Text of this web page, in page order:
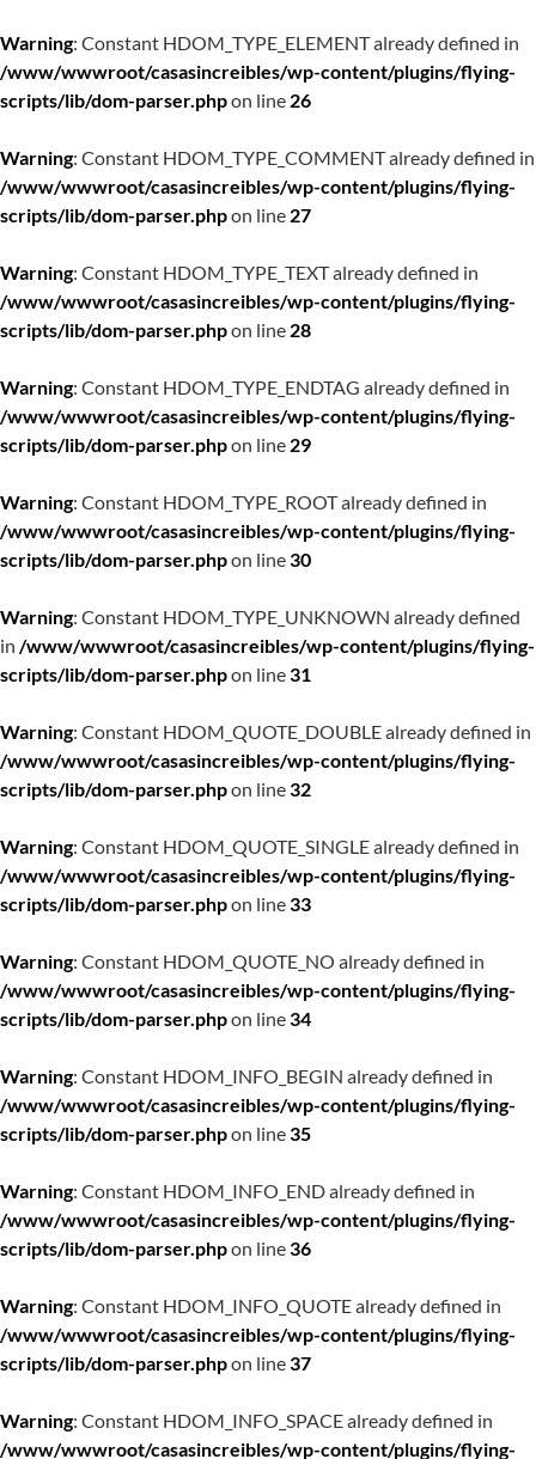
Warning: Constant HDOM_TYPE_ELEMENT already defined in
/www/wwwroot/casasincreibles/wp-content/plugins/flying-
scripts/lib/dom-parser.phpon line 26
Warning: Constant HDOM_TYPE_COMMENT already defined in
/www/wwwroot/casasincreibles/wp-content/plugins/flying-
scripts/lib/dom-parser.phpon line 27
Warning: Constant HDOM_TYPE_TEXT already defined in
/www/wwwroot/casasincreibles/wp-content/plugins/flying-
scripts/lib/dom-parser.phpon line 28
Warning: Constant HDOM_TYPE_ENDTAG already defined in
/www/wwwroot/casasincreibles/wp-content/plugins/flying-
scripts/lib/dom-parser.phpon line 29
Warning: Constant HDOM_TYPE_ROOT already defined in
/www/wwwroot/casasincreibles/wp-content/plugins/flying-
scripts/lib/dom-parser.phpon line30
Warning: Constant HDOM_TYPE_UNKNOWN already defined
in /www/wwwroot/casasincreibles/wp-content/plugins/flying-
scripts/lib/dom-parser.phpon line31
Warning: Constant HDOM_QUOTE_DOUBLE already defined in
/www/wwwroot/casasincreibles/wp-content/plugins/flying-
scripts/lib/dom-parser.phpon line32
Warning: Constant HDOM_QUOTE_SINGLE already defined in
/www/wwwroot/casasincreibles/wp-content/plugins/flying-
scripts/lib/dom-parser.phpon line33
Warning: Constant HDOM_QUOTE_NO already defined in
/www/wwwroot/casasincreibles/wp-content/plugins/flying-
scripts/lib/dom-parser.phpon line34
Warning: Constant HDOM_INFO_BEGIN already defined in
/www/wwwroot/casasincreibles/wp-content/plugins/flying-
scripts/lib/dom-parser.phpon line35
Warning: Constant HDOM_INFO_END already defined in
/www/wwwroot/casasincreibles/wp-content/plugins/flying-
scripts/lib/dom-parser.phpon line36
Warning: Constant HDOM_INFO_QUOTE already defined in
/www/wwwroot/casasincreibles/wp-content/plugins/flying-
scripts/lib/dom-parser.phpon line37
Warning: Constant HDOM_INFO_SPACE already defined in
/www/wwwroot/casasincreibles/wp-content/plugins/flying-